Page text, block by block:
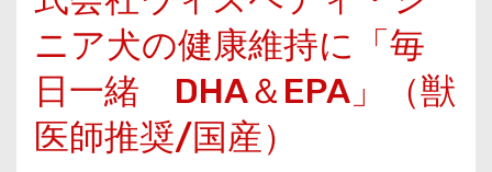
ニア犬の健康維持に「毎
日一緒 DHA＆EPA」（獣
医師推奨/国産）